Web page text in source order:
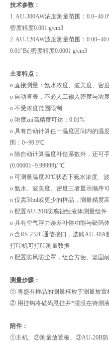
技术参数：
1. AU-300AW浓度测量范围：
密度精度0.001 g/cm3
2. AU-120AW波度测量范围：
0.01°Bé;密度精度0.0001 g/cm3
主要特点：
o 直接测量：氨水浓度、波美度、密
o 自动查表，不必人工输入密度与浓
o 不受浓度范围限制
o 浓度zui高精度可达：0.01%
o 具有自动计算任一温度区间内的温
围：0~99.9℃
o 除自动计算温度补偿系数外，还可
(0.00001~9.99999)/ ℃
o 可测量温度20℃状态下氨水浓度、
o 氨水、波美度、密度三者显示顺序
o 仅需50ml或更少的样品，测量精度
o 配置AU-20B防腐蚀性液体测量组件
o 具有空气浮力误差补偿功能与砝码
o 含RS-232C通信接口，选购AU-
打印机可打印测量数据
o 配置防风防尘罩，组合方便、坚固
测量步骤：
① 将盛有样品的测量杯放于测量放置
② 用挂钩将砝码悬挂并*浸没在待测
附件：
①主机、②测量放置板、③AU-20B